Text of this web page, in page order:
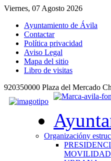
Viernes, 07 Agosto 2026
Ayuntamiento de Ávila
Contactar
Política privacidad
Aviso Legal
Mapa del sitio
Libro de visitas
920350000 Plaza del Mercado
Organizacióny
MOVILIDAD